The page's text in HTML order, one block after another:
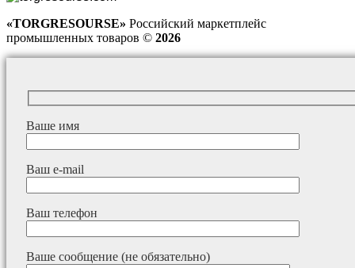
«TORGRESOURSE» Российский маркетплейс
промышленных товаров © 2026
Ваше имя
Ваш e-mail
Ваш телефон
Ваше сообщение (не обязательно)